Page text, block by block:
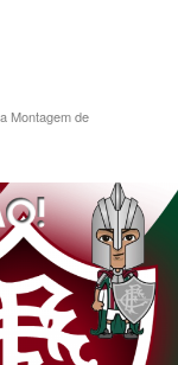
Montagem de